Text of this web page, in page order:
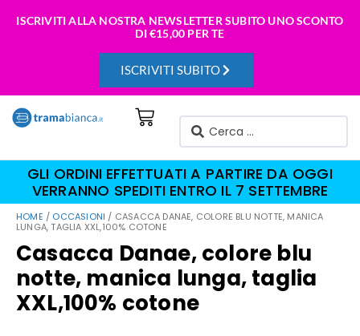
ISCRIVITI ALLA NOSTRA NEWSLETTER SUBITO UNO SCONTO
DI€15,00 PER TE
ISCRIVITI SUBITO
GLI ORDINI EFFETTUATI A PARTIRE DA OGGI
VERRANNO SPEDITI ENTRO IL 7 SETTEMBRE
HOME / OCCASIONI / CASACCA DANAE, COLORE BLU NOTTE, MANICA
LUNGA, TAGLIA XXL,100% COTONE
Casacca Danae, colore blu
notte, manica lunga, taglia
XXL,100% cotone